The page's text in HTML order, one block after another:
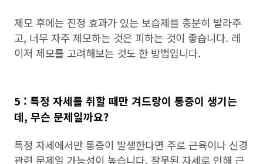
제모 후에는 진정 효과가 있는 보습제를 충분히 발라주
고, 너무 자주 제모하는 것은 피하는 것이 좋습니다. 레
이저 제모를 고려해보는 것도 한 방법입니다.
5 : 특정 자세를 취할 때만 겨드랑이 통증이 생기는
데, 무슨 문제일까요?
특정 자세에서만 통증이 발생한다면 주로 근육이나 신경
관련 문제일 가능성이 높습니다. 잘못된 자세로 인해 근